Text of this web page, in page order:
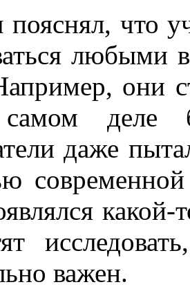
пояснял, что
любыми
они
деле
даже
важен.